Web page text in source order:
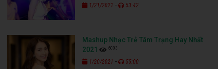
1/21/2021 - 53:42
Mashup Nhạc Trẻ Tâm Trạng Hay Nhất
2021
6003
1/20/2021 - 55:00